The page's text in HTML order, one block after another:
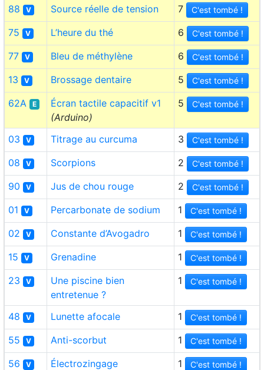
88 V Source réelle de tension 7 C'est tombé !
75 V L’heure du thé 6 C'est tombé !
77 V Bleu de méthylène 6 C'est tombé !
13 V Brossage dentaire 5 C'est tombé !
62A E
Écran tactile capacitif v1
(Arduino)
5 C'est tombé !
03 V Titrage au curcuma 3 C'est tombé !
08 V Scorpions 2 C'est tombé !
90 V Jus de chou rouge 2 C'est tombé !
01 V Percarbonate de sodium 1 C'est tombé !
02 V Constante d’Avogadro 1 C'est tombé !
15 V Grenadine 1 C'est tombé !
23 V
Une piscine bien
entretenue ?
1 C'est tombé !
48 V Lunette afocale 1 C'est tombé !
55 V Anti-scorbut 1 C'est tombé !
56 V Électrozingage 1 C'est tombé !